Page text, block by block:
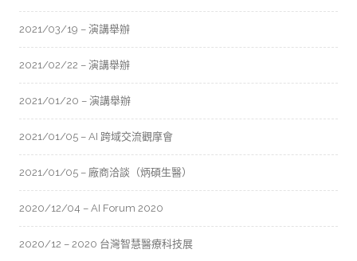
2021/03/19 – 演講舉辦
2021/02/22 – 演講舉辦
2021/01/20 – 演講舉辦
2021/01/05 – AI 跨域交流觀摩會
2021/01/05 – 廠商洽談（炳碩生醫）
2020/12/04 – AI Forum 2020
2020/12 – 2020 台灣智慧醫療科技展